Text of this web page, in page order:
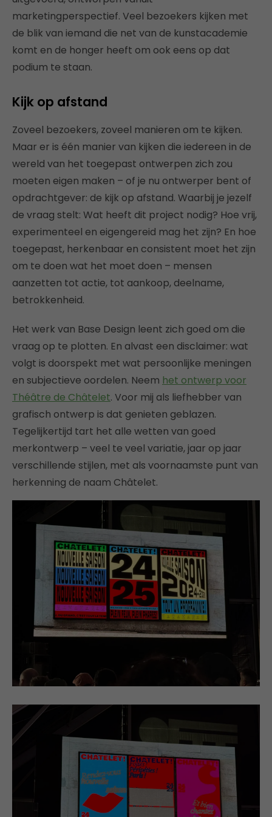
marketingperspectief. Veel bezoekers kijken met
de blik van iemand die net van de kunstacademie
komt en de honger heeft om ook eens op dat
podium te staan.
Kijk op afstand
Zoveel bezoekers, zoveel manieren om te kijken.
Maar er is één manier van kijken die iedereen in de
wereld van het toegepast ontwerpen zich zou
moeten eigen maken – of je nu ontwerper bent of
opdrachtgever: de kijk op afstand. Waarbij je jezelf
de vraag stelt: Wat heeft dit project nodig? Hoe vrij,
experimenteel en eigengereid mag het zijn? En hoe
toegepast, herkenbaar en consistent moet het zijn
om te doen wat het moet doen – mensen
aanzetten tot actie, tot aankoop, deelname,
betrokkenheid.
Het werk van Base Design leent zich goed om die
vraag op te plotten. En alvast een disclaimer: wat
volgt is doorspekt met wat persoonlijke meningen
en subjectieve oordelen. Neem het ontwerp voor
Théâtre de Châtelet. Voor mij als liefhebber van
grafisch ontwerp is dat genieten geblazen.
Tegelijkertijd tart het alle wetten van goed
merkontwerp – veel te veel variatie, jaar op jaar
verschillende stijlen, met als voornaamste punt van
herkenning de naam Châtelet.